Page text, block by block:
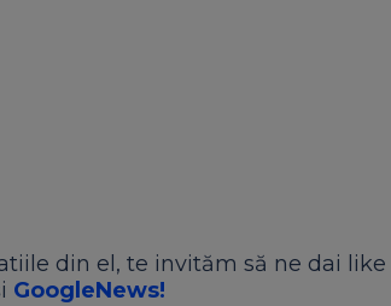
din el, te invităm să ne dai like
GoogleNews!